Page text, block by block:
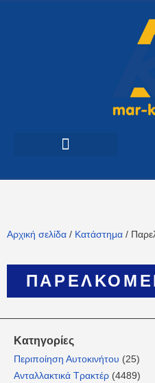
Αρχική σελίδα / Κατάστημα /
Κατηγορίες
Περιποίηση Αυτοκινήτου (25)
Ανταλλακτικά Τρακτέρ (4489)